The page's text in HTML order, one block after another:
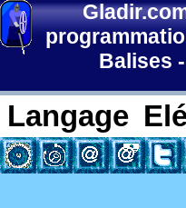
Balises
Langage